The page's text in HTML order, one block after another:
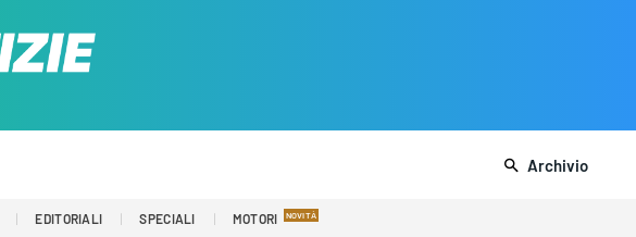
Archivio
EDITORIALI SPECIALI MOTORI